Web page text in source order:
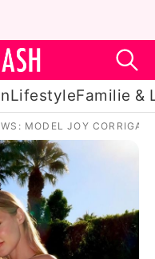
LifestyleFamilie &
MODEL JOY